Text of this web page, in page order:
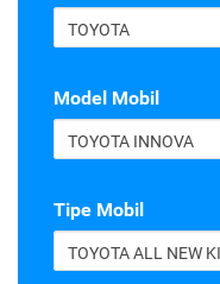
TOYOTA
Model Mobil
TOYOTA INNOVA
Tipe Mobil